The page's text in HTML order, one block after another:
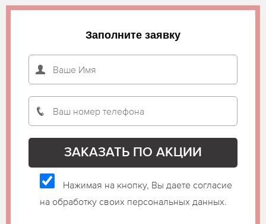
Заполните заявку
Нажимая на кнопку, Вы даете согласие
на обработку своих персональных данных.